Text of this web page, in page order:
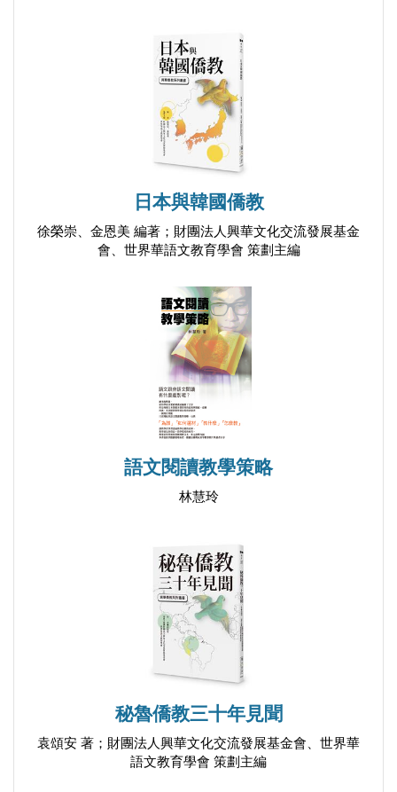
理論如何在生活和領導力中發揮作用，在八大概念
中，對領導者如何去理解及用以生活，自我分化應該
本書的第一部分「基石概念：自我分化」，將詳細描
述這個概念。第一章「從連結中發展獨立性」，我們
如何從連結性（未分化）中蛻變出來。第二章「分化
―節錄Bowen的闡述」，是本書最愉快、動人且激勵
述，它集結了Bowen對於這個主題所談論過且最豐富
的部分，它們自成一格，而我僅真實地將它們重現在
本書中，我認為這些是對這個概念最好的敘述了。
第二部分「基石藍圖－指導原則」，探討Bowen提過
但並沒有詳細探討的主題，即基本自我的指導原則。
第三章「高分化的領導力」，描述了基本自我的概
念，以及透過指導原則而進行周全思考的必要性。第
題：「我們要如何提升自我分化？」第五章「自我分
化：採取行動」，詳細描述了應用Bowen理論以提升
自我分化的三個案例：第一在於婚姻中；第二在父母
提升功能之後，全家也將一併被提升；最後，於原生
家庭中提升功能。按理來說，若我們能理解家庭中的
各種概念，並將它們運用於我們自己的家庭中，那
麼，它們將更容易被理解並運用在領導功能上，無論
在任何脈絡中，這種運作模式對於我們的努力，是非
附錄五 引發社會退化的可能因素 287
日本與韓國僑教
徐榮崇、金恩美 編著；財團法人興華文化交流發展基金
會、世界華語文教育學會 策劃主編
語文閱讀教學策略
林慧玲
秘魯僑教三十年見聞
袁頌安 著；財團法人興華文化交流發展基金會、世界華
語文教育學會 策劃主編